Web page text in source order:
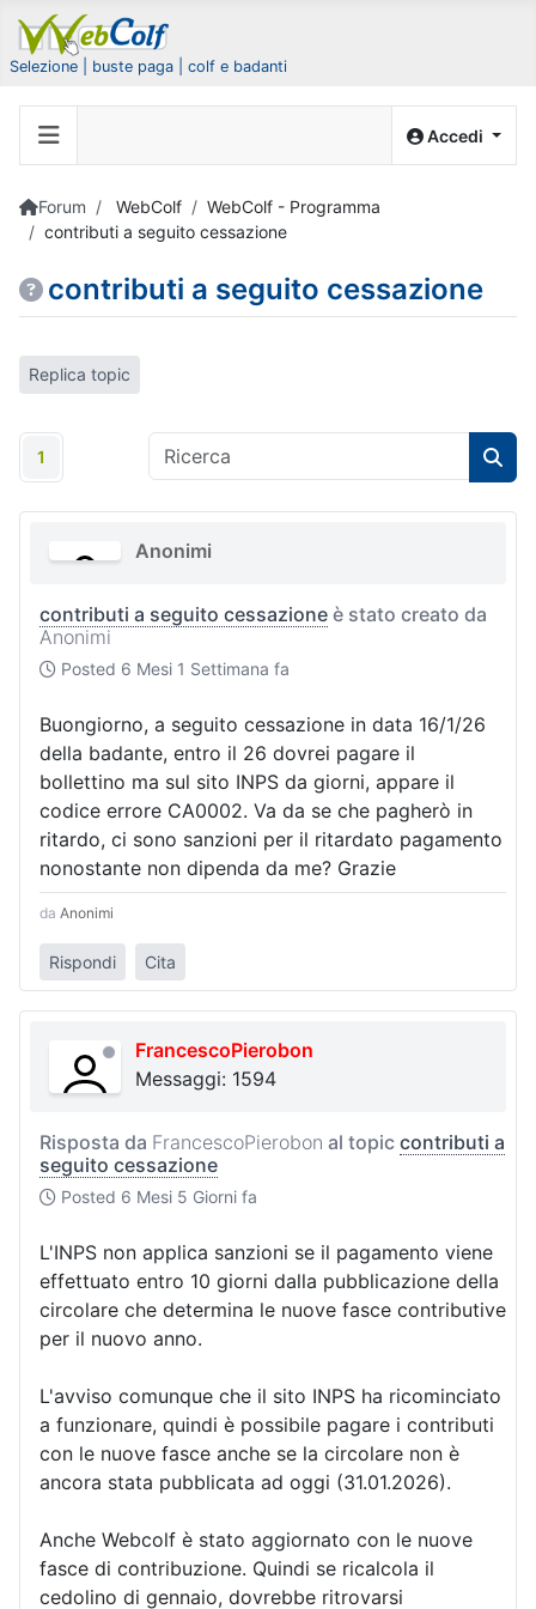
Selezione | buste paga | colf e badanti
Accedi
Forum WebColf
WebColf - Programma
contributi a seguito cessazione
contributi a seguito cessazione
Replica topic
1
Anonimi
contributi a seguito cessazione è stato creato da
Anonimi
Posted 6 Mesi 1 Settimana fa
Buongiorno, a seguito cessazione in data 16/1/26
della badante, entro il 26 dovrei pagare il
bollettino ma sul sito INPS da giorni, appare il
codice errore CA0002. Va da se che pagherò in
ritardo, ci sono sanzioni per il ritardato pagamento
nonostante non dipenda da me? Grazie
da Anonimi
Rispondi Cita
FrancescoPierobon
Messaggi: 1594
Risposta da FrancescoPierobon al topic contributi a
seguito cessazione
Posted 6 Mesi 5 Giorni fa
L'INPS non applica sanzioni se il pagamento viene
effettuato entro 10 giorni dalla pubblicazione della
circolare che determina le nuove fasce contributive
per il nuovo anno.
L'avviso comunque che il sito INPS ha ricominciato
a funzionare, quindi è possibile pagare i contributi
con le nuove fasce anche se la circolare non è
ancora stata pubblicata ad oggi (31.01.2026).
Anche Webcolf è stato aggiornato con le nuove
fasce di contribuzione. Quindi se ricalcola il
cedolino di gennaio, dovrebbe ritrovarsi